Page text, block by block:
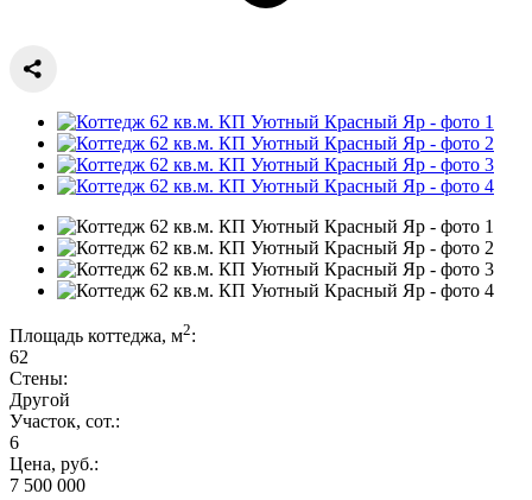
Площадь коттеджа, м2:
62
Стены:
Другой
Участок, сот.:
6
Цена, руб.:
7 500 000